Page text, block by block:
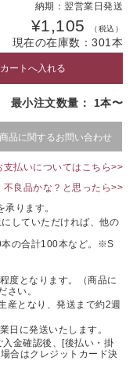
納期：翌営業日発送
¥1,105 （税込）
現在の在庫数：301 本
最小注文数量： 1本〜
品に関するお問い合わせ
支払いについてはこちら>>
不良品かな？と思ったら>>
ります。
していただければ、他の
本の合計100本など。※S
度となります。（商品に
さい。
産となり、発送まで約2週
日に発送いたします。
金確認後、[後払い・掛
合はクレジットカード決